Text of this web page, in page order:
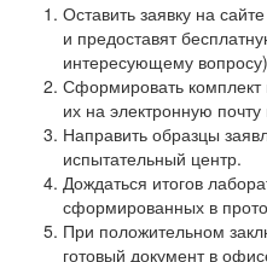
Оставить заявку на
и предоставят
интересующему
Сформировать комплект
их на электронную почту
Направить образцы
испытательный центр.
Дождаться итогов
сформированных в
При положительном
готовый документ в